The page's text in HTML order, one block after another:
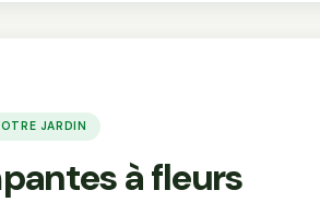
JARDIN
à fleurs